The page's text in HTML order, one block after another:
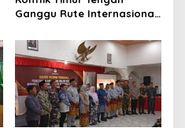
Ganggu Rute Internasional,
Antisipatif